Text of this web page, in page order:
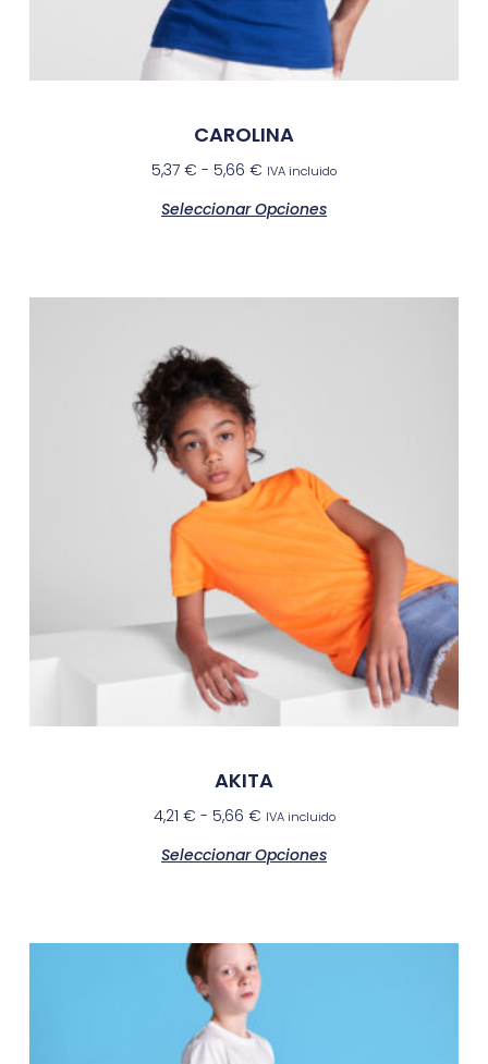
CAROLINA
5,37 € - 5,66 € IVA incluido
Seleccionar Opciones
AKITA
4,21 € - 5,66 € IVA incluido
Seleccionar Opciones